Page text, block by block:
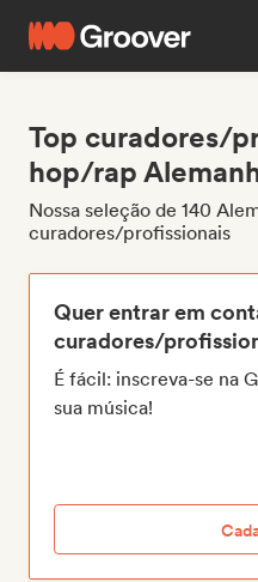
Top curadores/
hop/rap
Nossa seleção de 140
curadores/profissionais
Quer entrar em
curadores/
É fácil: inscreva-se na
sua música!